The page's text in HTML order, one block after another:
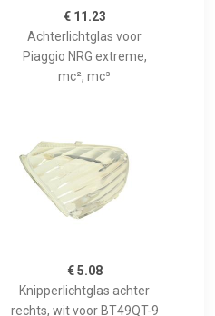
€ 11.23
Achterlichtglas voor
Piaggio NRG extreme,
mc², mc³
€ 5.08
Knipperlichtglas achter
rechts, wit voor BT49QT-9